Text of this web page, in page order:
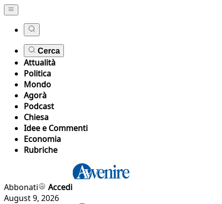
Cerca
Attualità
Politica
Mondo
Agorà
Podcast
Chiesa
Idee e Commenti
Economia
Rubriche
Abbonati
Accedi
August 9, 2026